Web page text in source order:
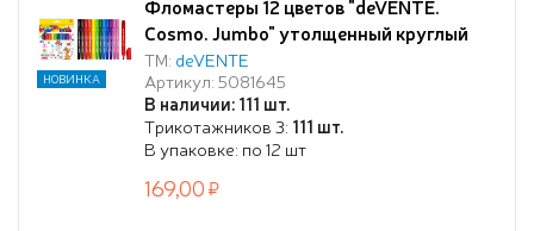
Фломастеры 12 цветов "deVENTE.
Cosmo. Jumbo" утолщенный круглый
корпус 10x139 мм, с невентилируемым
колпачком, ширина линии письма до 2
мм, "cap off time" 7дней, в картонной
коробке
ТМ: deVENTE
Артикул: 5081645
В наличии: 111 шт.
Трикотажников 3: 111 шт.
В упаковке: по 12 шт
НОВИНКА
169,00